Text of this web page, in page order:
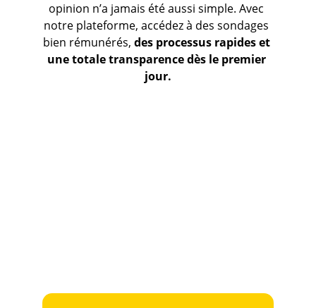
opinion n’a jamais été aussi simple. Avec
notre plateforme, accédez à des sondages
bien rémunérés, des processus rapides et
une totale transparence dès le premier
jour.